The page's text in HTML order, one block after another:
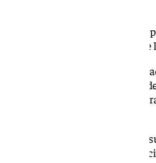
Asimismo, el jurado popular
portaba arma en el momento de
Por último, el tribunal ha
crimen, culpable de dos delitos
segundo hermano ha sido
El tercero de los hermanos, por
delitos en relación con la